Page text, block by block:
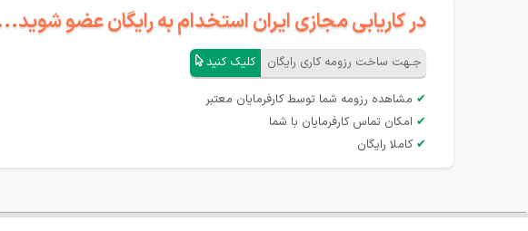
در کاریابی مجازی ایران استخدام به رایگان عضو
جـهت ساخت رزومه کاری رایگان کلیک کنید
✔ مشاهده رزومه شما توسط کارفرمایان معتبر
✔ امکان تماس کارفرمایان با شما
✔ کاملا رایگان